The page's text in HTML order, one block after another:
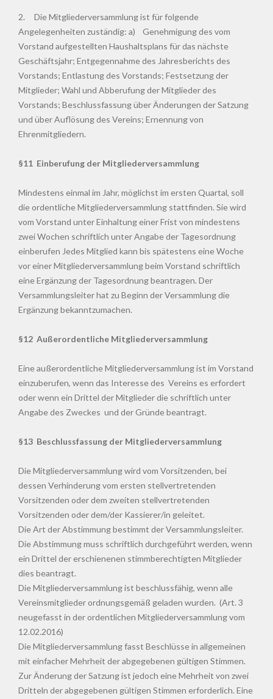
2. Die Mitgliederversammlung ist für folgende
Angelegenheiten zuständig: a) Genehmigung des vom
Vorstand aufgestellten Haushaltsplans für das nächste
Geschäftsjahr; Entgegennahme des Jahresberichts des
Vorstands; Entlastung des Vorstands; Festsetzung der
Mitglieder; Wahl und Abberufung der Mitglieder des
Vorstands; Beschlussfassung über Änderungen der Satzung
und über Auflösung des Vereins; Ernennung von
Ehrenmitgliedern.
§11 Einberufung der Mitgliederversammlung
Mindestens einmal im Jahr, möglichst im ersten Quartal, soll
die ordentliche Mitgliederversammlung stattfinden. Sie wird
vom Vorstand unter Einhaltung einer Frist von mindestens
zwei Wochen schriftlich unter Angabe der Tagesordnung
einberufen Jedes Mitglied kann bis spätestens eine Woche
vor einer Mitgliederversammlung beim Vorstand schriftlich
eine Ergänzung der Tagesordnung beantragen. Der
Versammlungsleiter hat zu Beginn der Versammlung die
Ergänzung bekanntzumachen.
§12 Außerordentliche Mitgliederversammlung
Eine außerordentliche Mitgliederversammlung ist im Vorstand
einzuberufen, wenn das Interesse des Vereins es erfordert
oder wenn ein Drittel der Mitglieder die schriftlich unter
Angabe des Zweckes und der Gründe beantragt.
§13 Beschlussfassung der Mitgliederversammlung
Die Mitgliederversammlung wird vom Vorsitzenden, bei
dessen Verhinderung vom ersten stellvertretenden
Vorsitzenden oder dem zweiten stellvertretenden
Vorsitzenden oder dem/der Kassierer/in geleitet.
Die Art der Abstimmung bestimmt der Versammlungsleiter.
Die Abstimmung muss schriftlich durchgeführt werden, wenn
ein Drittel der erschienenen stimmberechtigten Mitglieder
dies beantragt.
Die Mitgliederversammlung ist beschlussfähig, wenn alle
Vereinsmitglieder ordnungsgemäß geladen wurden. (Art. 3
neugefasst in der ordentlichen Mitgliederversammlung vom
12.02.2016)
Die Mitgliederversammlung fasst Beschlüsse in allgemeinen
mit einfacher Mehrheit der abgegebenen gültigen Stimmen.
Zur Änderung der Satzung ist jedoch eine Mehrheit von zwei
Dritteln der abgegebenen gültigen Stimmen erforderlich. Eine